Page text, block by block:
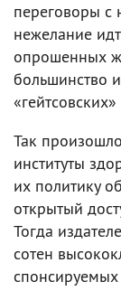
переговоры с
нежелание
опрошенных
большинство
Так
институты
их политику
открытый
Тогда
сотен